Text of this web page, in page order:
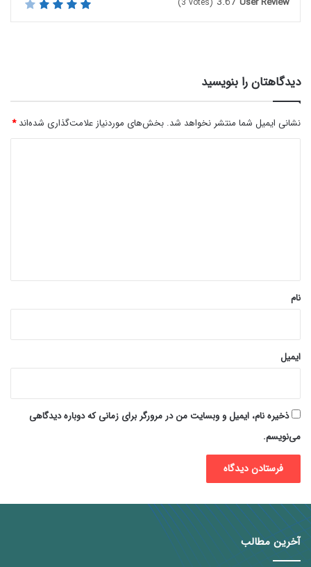
(3 votes)
دیدگاهتان را بنویسید
نشانی ایمیل شما منتشر نخواهد شد. بخش‌های موردنیاز علامت‌گذاری شده‌اند*
نام
ایمیل
ذخیره نام، ایمیل و وبسایت من در مرورگر برای زمانی که دوباره دیدگاهی
می‌نویسم.
آخرین مطالب